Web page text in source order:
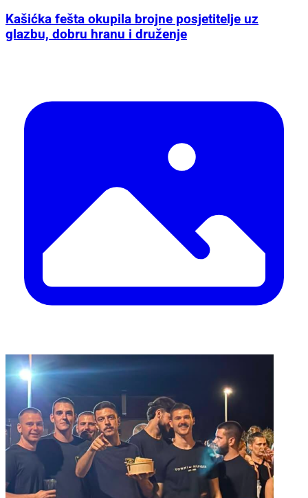
Kašićka fešta okupila brojne posjetitelje uz
glazbu, dobru hranu i druženje